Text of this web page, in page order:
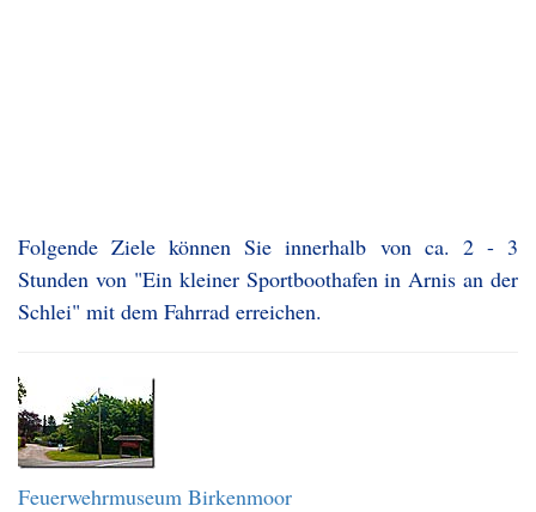
Folgende Ziele können Sie innerhalb von ca. 2 - 3
Stunden von "Ein kleiner Sportboothafen in Arnis an der
Schlei" mit dem Fahrrad erreichen.
Feuerwehrmuseum Birkenmoor